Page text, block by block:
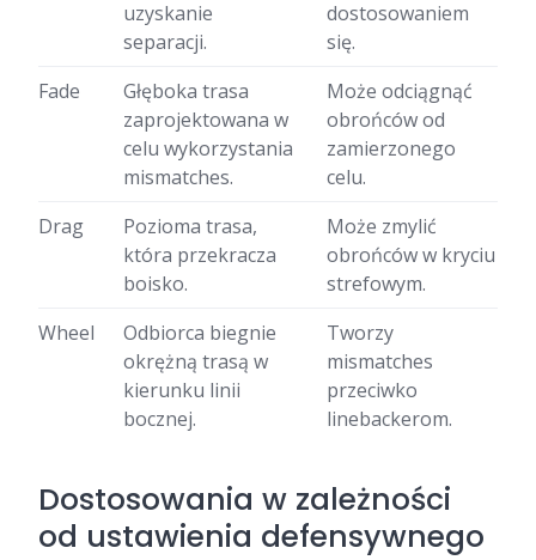
uzyskanie
separacji.
dostosowaniem
się.
Fade
Głęboka trasa
zaprojektowana w
celu wykorzystania
mismatches.
Może odciągnąć
obrońców od
zamierzonego
celu.
Drag
Pozioma trasa,
która przekracza
boisko.
Może zmylić
obrońców w kryciu
strefowym.
Wheel
Odbiorca biegnie
okrężną trasą w
kierunku linii
bocznej.
Tworzy
mismatches
przeciwko
linebackerom.
Dostosowania w zależności
od ustawienia defensywnego